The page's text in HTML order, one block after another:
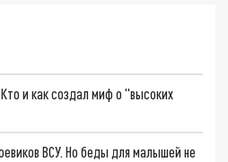
и как создал миф о "высоких
ВСУ. Но беды для малышей не